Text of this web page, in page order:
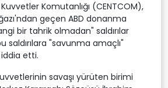
Komutanlığı (CENTCOM),
geçen ABD donanma
bir tahrik olmadan" saldırılar
saldırılara "savunma amaçlı"
iddia etti.
savaşı yürüten birimi